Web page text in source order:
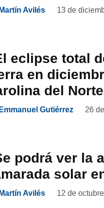
Martín Avilés 13 de
eclipse total
en
del
Emmanuel Gutiérrez 26
podrá ver la
solar
Martín Avilés 12 de